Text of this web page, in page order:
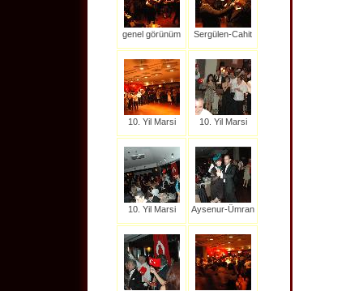
genel görünüm Sergülen-Cahit
10. Yil Marsi 10. Yil Marsi
10. Yil Marsi Aysenur-Ümran